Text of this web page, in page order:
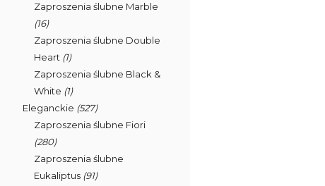
Zaproszenia ślubne Marble
(16)
Zaproszenia ślubne Double
Heart (1)
Zaproszenia ślubne Black &
White (1)
Eleganckie (527)
Zaproszenia ślubne Fiori
(280)
Zaproszenia ślubne
Eukaliptus (91)